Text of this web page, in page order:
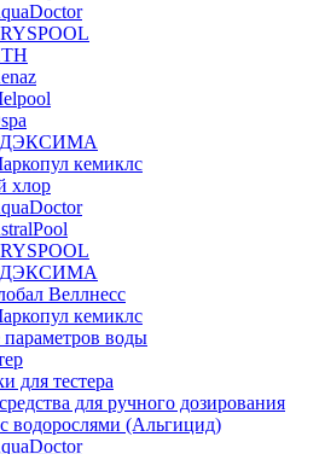
кемиклс
хлор
Веллнесс
кемиклс
воды
для тестера
для ручного дозирования
водорослями (Альгицид)